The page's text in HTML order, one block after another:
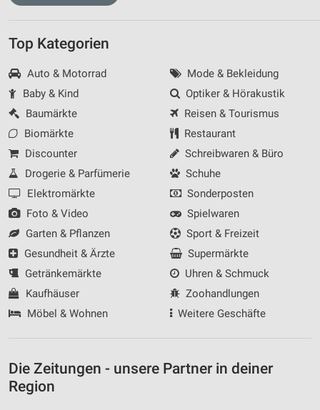
Top Kategorien
Auto & Motorrad
Baby & Kind
Baumärkte
Biomärkte
Discounter
Drogerie & Parfümerie
Elektromärkte
Foto & Video
Garten & Pflanzen
Gesundheit & Ärzte
Getränkemärkte
Kaufhäuser
Möbel & Wohnen
Mode & Bekleidung
Optiker & Hörakustik
Reisen & Tourismus
Restaurant
Schreibwaren & Büro
Schuhe
Sonderposten
Spielwaren
Sport & Freizeit
Supermärkte
Uhren & Schmuck
Zoohandlungen
Weitere Geschäfte
Die Zeitungen - unsere Partner in deiner
Region